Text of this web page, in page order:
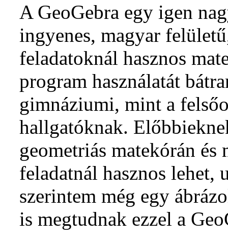
A GeoGebra egy igen
ingyenes, magyar
feladatoknál hasznos
program használatát
gimnáziumi, mint a
hallgatóknak.
geometriás matekórán és
feladatnál hasznos lehet,
szerintem még egy
is megtudnak ezzel a